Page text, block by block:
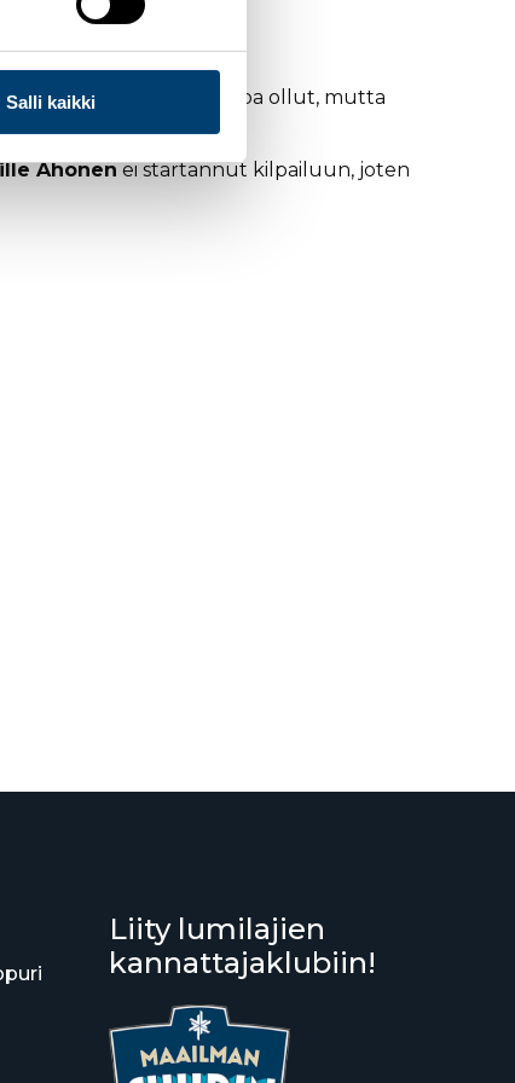
Salli kaikki
jälkeen.
hääviä vapaan hiihtoa ollut, mutta
Ahonenei startannut kilpailuun, joten
Liity lumilajien
kannattajaklubiin!